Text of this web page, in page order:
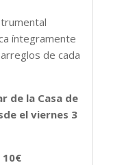
íntegramente
de cada
de la Casa de
el viernes 3